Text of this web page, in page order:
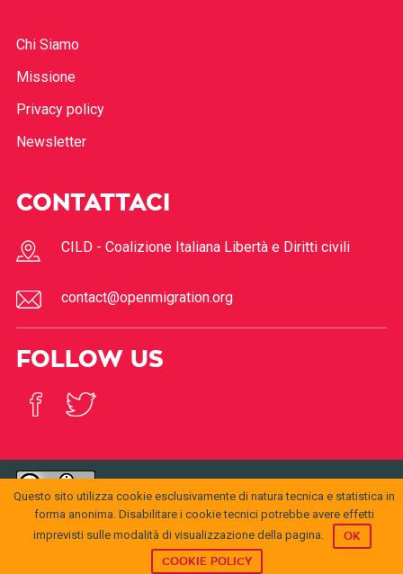
Chi Siamo
Missione
Privacy policy
Newsletter
CONTATTACI
CILD - Coalizione Italiana Libertà e Diritti civili
contact@openmigration.org
FOLLOW US
openmigration.org
Commons Attribution 4.0 International License.
Permissions beyond the scope of this license may be
available atinfo@cild.eu
© 2017Open
Migration
Questo sito utilizza cookie esclusivamente di natura tecnica e statistica in
forma anonima. Disabilitare i cookie tecnici potrebbe avere effetti
imprevisti sulle modalità di visualizzazione della pagina.
OK
COOKIE POLICY